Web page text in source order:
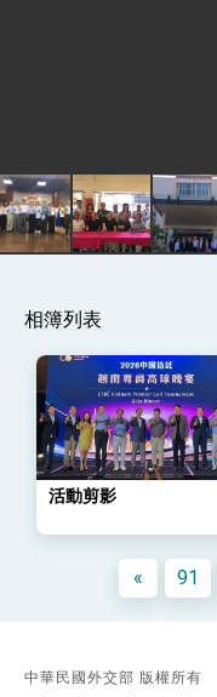
外交部長
訪問團
外交部長
會」訪問
臺美經貿
外交部與
位實力，
外交部長
策略小組
民調顯示
「總合外
會 強調
命運
相簿列表
活動剪影
« 91
中華民國外交部 版權所有